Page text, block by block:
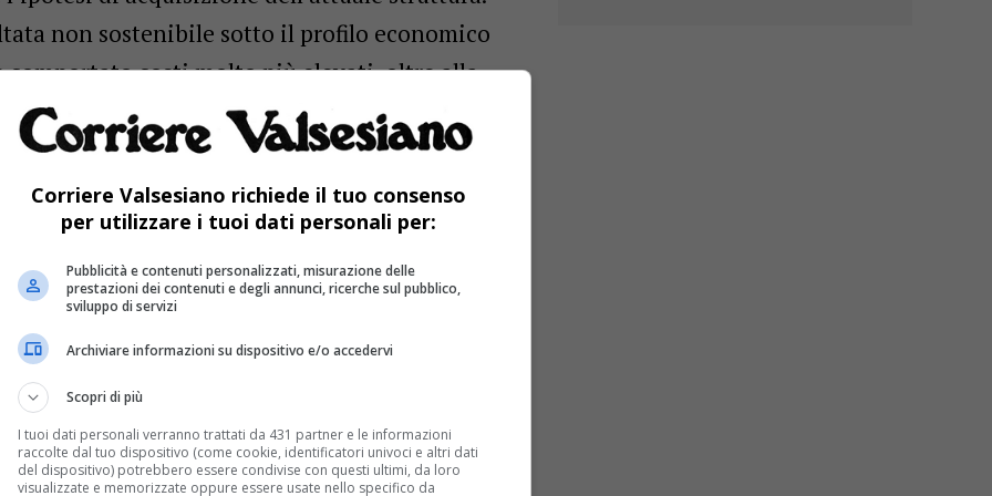
non sostenibile sotto il profilo economico
comportato costi molto più elevati, oltre alla
ulteriori importanti interventi, tra cui
con un rilevante impatto finanziario.
di complessità: la proprietà
che avrebbe richiesto la stipula di
l’avvio di ulteriori acquisizioni, con
incertezza nella gestione complessiva.
ha individuato in due
la soluzione più funzionale, efficiente e
sia economico. L’acquisizione, per
Corriere Valsesiano richiede il tuo consenso
per utilizzare i tuoi dati personali per:
Pubblicità e contenuti personalizzati, misurazione delle
prestazioni dei contenuti e degli annunci, ricerche sul pubblico,
sviluppo di servizi
Archiviare informazioni su dispositivo e/o accedervi
Scopri di più
I tuoi dati personali verranno trattati da 431 partner e le informazioni
raccolte dal tuo dispositivo (come cookie, identificatori univoci e altri dati
del dispositivo) potrebbero essere condivise con questi ultimi, da loro
visualizzate e memorizzate oppure essere usate nello specifico da